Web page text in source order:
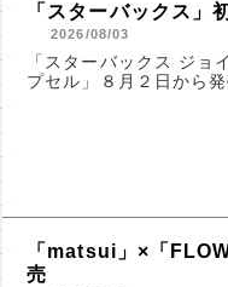
「スターバックス」
2026/08/03
「スターバックス ジョ
プセル」８月２日から発
「matsui」×「
売